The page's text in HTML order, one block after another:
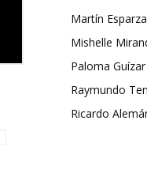
Martín
Mishelle
Paloma Guízar
Raymundo
Ricardo